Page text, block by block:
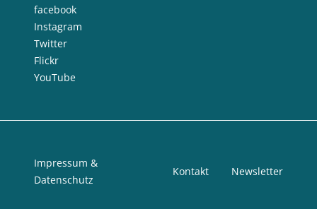
facebook
Instagram
Twitter
Flickr
YouTube
Impressum &
Datenschutz
Kontakt Newsletter